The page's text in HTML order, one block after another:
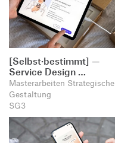
[Selbst·bestimmt] —
Service Design …
Masterarbeiten Strategische
Gestaltung
SG3